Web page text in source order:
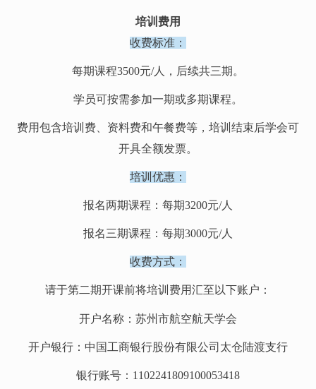
培训费用
收费标准：
每期课程3500元/人，后续共三期。
学员可按需参加一期或多期课程。
费用包含培训费、资料费和午餐费等，培训结束后学会可
开具全额发票。
培训优惠：
报名两期课程：每期3200元/人
报名三期课程：每期3000元/人
收费方式：
请于第二期开课前将培训费用汇至以下账户：
开户名称：苏州市航空航天学会
开户银行：中国工商银行股份有限公司太仓陆渡支行
银行账号：1102241809100053418